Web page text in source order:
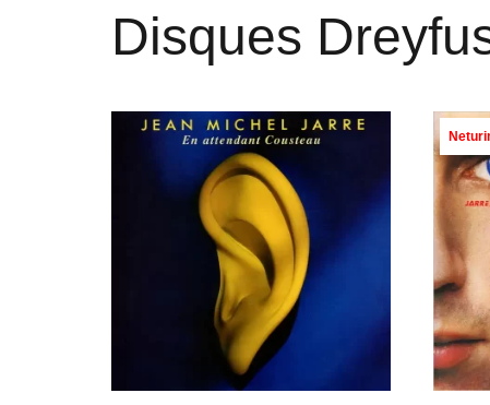
Disques